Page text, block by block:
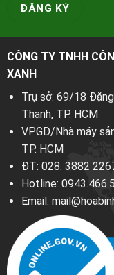
CÔNG TY TNHH
XANH
Trụ sở: 69/18
Thạnh, TP. HCM
VPGD/Nhà máy
TP. HCM
ĐT: 028. 3882
Hotline:
Email: